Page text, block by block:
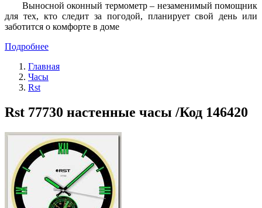
Выносной оконный термометр – незаменимый помощник
для тех, кто следит за погодой, планирует свой день или
заботится о комфорте в доме
Подробнее
Главная
Часы
Rst
Rst 77730 настенные часы /Код 146420